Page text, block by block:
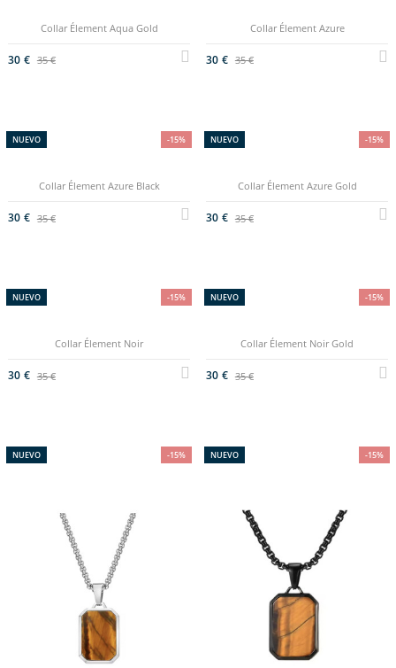
Collar Élement Aqua Gold
30 € 35 €
Collar Élement Azure
30 € 35 €
-15%
NUEVO
Collar Élement Azure Black
30 € 35 €
-15%
NUEVO
Collar Élement Azure Gold
30 € 35 €
-15%
NUEVO
Collar Élement Noir
30 € 35 €
-15%
NUEVO
Collar Élement Noir Gold
30 € 35 €
-15%
NUEVO -15%
NUEVO